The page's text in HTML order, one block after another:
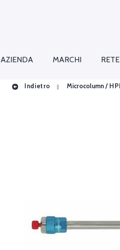
AZIENDA MARCHI
Indietro Microcolumn /